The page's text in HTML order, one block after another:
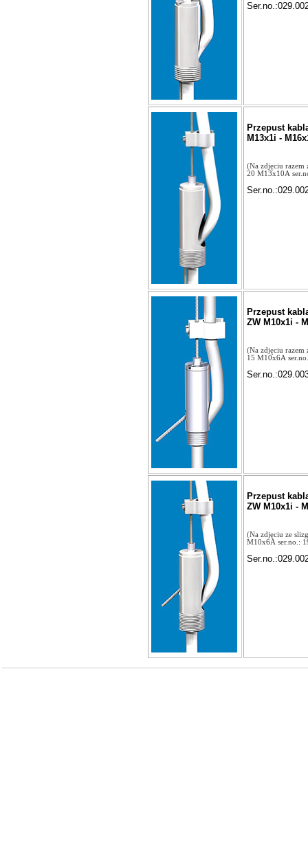
Przepust
M13x1i -
(Na zdjęciu razem
20 M13x10A
Przepust
ZW M10x1i -
(Na zdjęciu razem
15 M10x6A
Przepust
ZW M10x1i -
(Na zdjęciu ze
M10x6A ser.no.: